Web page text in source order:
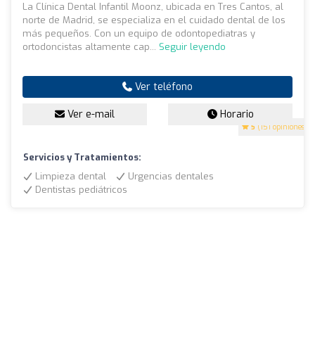
5 (151 opiniones)
La Clínica Dental Infantil Moonz, ubicada en Tres Cantos, al
norte de Madrid, se especializa en el cuidado dental de los
más pequeños. Con un equipo de odontopediatras y
ortodoncistas altamente cap... Seguir leyendo
Ver teléfono
Ver e-mail Horario
Servicios y Tratamientos:
Limpieza dental
Urgencias dentales
Dentistas pediátricos